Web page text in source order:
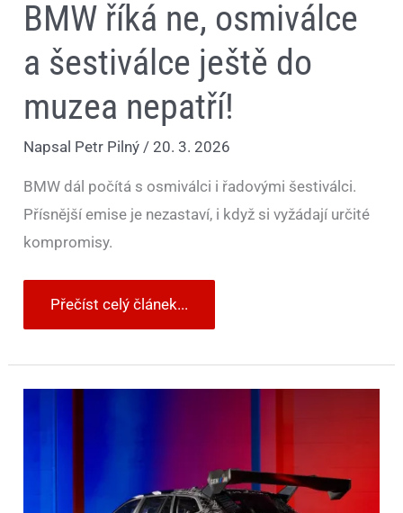
BMW říká ne, osmiválce
a šestiválce ještě do
muzea nepatří!
Napsal Petr Pilný/20. 3. 2026
BMW dál počítá s osmiválci i řadovými šestiválci.
Přísnější emise je nezastaví, i když si vyžádají určité
kompromisy.
Přečíst celý článek...
Původně
BMW